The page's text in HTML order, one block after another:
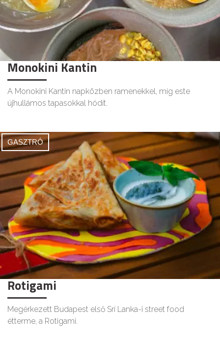
Monokini Kantin
A Monokini Kantin napközben ramenekkel, míg este
újhullámos tapasokkal hódít.
GASZTRÓ
Rotigami
Megérkezett Budapest első Srí Lanka-i street food
étterme, a Rotigami.